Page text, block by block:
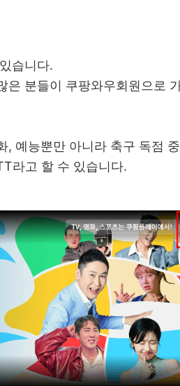
습니다.
은 분들이 쿠팡와우회원으로
예능뿐만 아니라 축구 독점
라고 할 수 있습니다.